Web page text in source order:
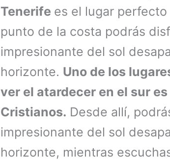
Tenerife es el lugar
punto de la costa podrás
impresionante del sol
horizonte. Uno de los
ver el atardecer en el sur
Cristianos. Desde allí,
impresionante del sol
horizonte, mientras